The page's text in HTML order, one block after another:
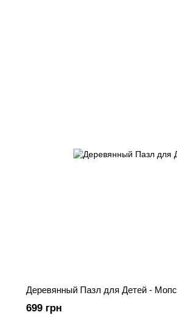
Деревянный Пазл для Детей - Мопс
699 грн